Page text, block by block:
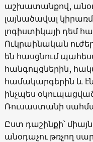
աշխատանքով,
լայնածավալ
լոգիստիկայի դեմ
Ուկրաինական
են հասցնում
հանգույցներին,
համակարգերին և
ինչպես
Ռուսաստանի
Ըստ դաշինքի՝
անօդաչու թռչող